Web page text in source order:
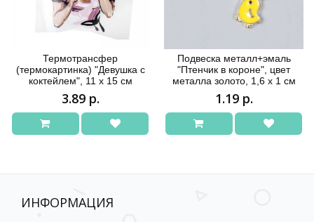
Термотрансфер
(термокартинка) "Девушка с
коктейлем", 11 х 15 см
3.89 р.
Подвеска металл+эмаль
"Птенчик в короне", цвет
металла золото, 1,6 х 1 см
1.19 р.
ИНФОРМАЦИЯ